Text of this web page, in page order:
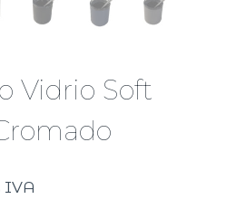
Vidrio Soft
IVA